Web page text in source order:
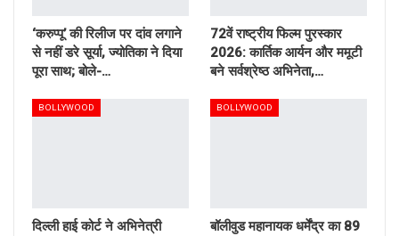
‘करुप्पू’ की रिलीज पर दांव लगाने
से नहीं डरे सूर्या, ज्योतिका ने दिया
पूरा साथ; बोले-…
72वें राष्ट्रीय फिल्म पुरस्कार
2026: कार्तिक आर्यन और ममूटी
बने सर्वश्रेष्ठ अभिनेता,…
BOLLYWOOD
दिल्ली हाई कोर्ट ने अभिनेत्री
BOLLYWOOD
बॉलीवुड महानायक धर्मेंद्र का 89